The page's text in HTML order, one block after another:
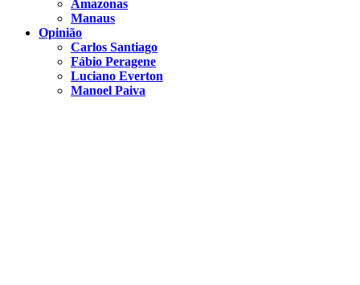
Amazonas
Manaus
Opinião
Carlos Santiago
Fábio Peragene
Luciano Everton
Manoel Paiva